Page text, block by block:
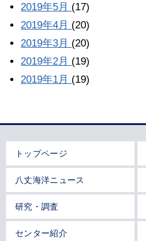
2019年5月 (17)
2019年4月 (20)
2019年3月 (20)
2019年2月 (19)
2019年1月 (19)
トップページ
八丈海洋ニュース
研究・調査
センター紹介